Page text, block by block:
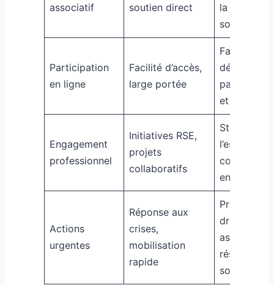
associatif
soutien direct
la cohésion
sociale
Participation
en ligne
Facilité d’accès,
large portée
Favorise la
démocratie
et
Engagement
professionnel
Initiatives RSE,
projets
collaboratifs
Stimule
l’esprit
coopératif
entreprise
Actions
urgentes
Réponse aux
crises,
mobilisation
rapide
Protège les
droits et
assure la
résilience
sociale